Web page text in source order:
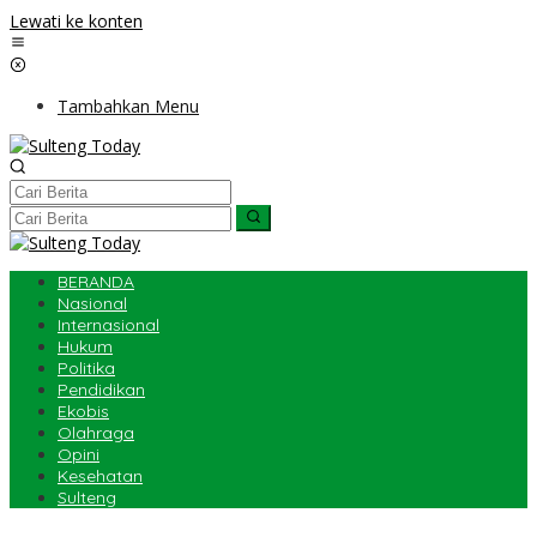
Lewati ke konten
Tambahkan Menu
BERANDA
Nasional
Internasional
Hukum
Politika
Pendidikan
Ekobis
Olahraga
Opini
Kesehatan
Sulteng